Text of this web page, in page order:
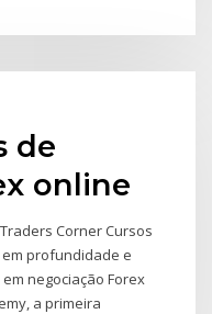
de
online
Corner Cursos
em profundidade e
negociação Forex
a primeira